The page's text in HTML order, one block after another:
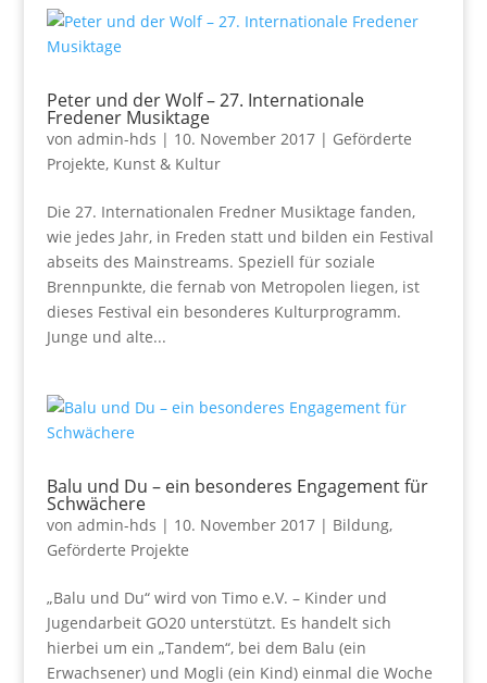
Peter und der Wolf – 27. Internationale
Fredener Musiktage
von admin-hds | 10. November 2017| Geförderte
Projekte, Kunst & Kultur
Die 27. Internationalen Fredner Musiktage fanden,
wie jedes Jahr, in Freden statt und bilden ein Festival
abseits des Mainstreams. Speziell für soziale
Brennpunkte, die fernab von Metropolen liegen, ist
dieses Festival ein besonderes Kulturprogramm.
Junge und alte...
Balu und Du – ein besonderes Engagement für
Schwächere
von admin-hds | 10. November 2017| Bildung,
Geförderte Projekte
„Balu und Du“ wird von Timo e.V. – Kinder und
Jugendarbeit GO20 unterstützt. Es handelt sich
hierbei um ein „Tandem“, bei dem Balu (ein
Erwachsener) und Mogli (ein Kind) einmal die Woche